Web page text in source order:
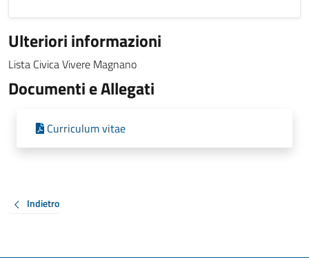
Ulteriori informazioni
Lista Civica Vivere Magnano
Documenti e Allegati
Curriculum vitae
Indietro